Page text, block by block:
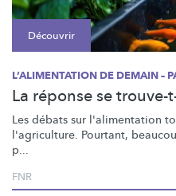
Découvrir
L’ALIMENTATION DE DEMAIN –
La réponse se trouve-
Les débats sur l'alimentation
l'agriculture. Pourtant,
p...
FNR